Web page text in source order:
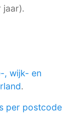
jaar).
, wijk- en
.
per postcode